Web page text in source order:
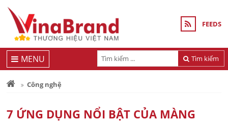
FEEDS
Tìm kiếm
MENU
Công nghệ
7 ỨNG DỤNG NỔI BẬT CỦA MÀNG